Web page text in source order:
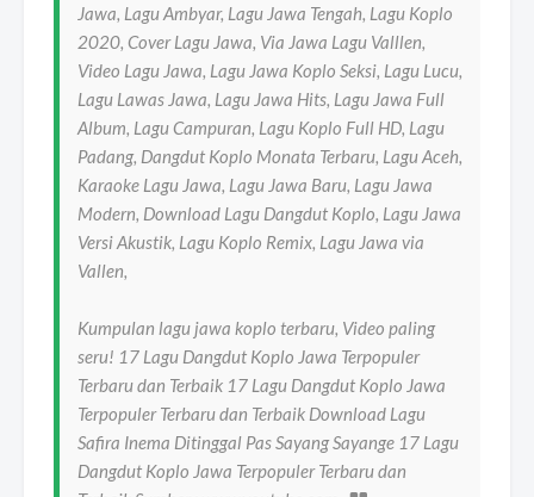
Jawa, Lagu Ambyar, Lagu Jawa Tengah, Lagu Koplo
2020, Cover Lagu Jawa, Via Jawa Lagu Valllen,
Video Lagu Jawa, Lagu Jawa Koplo Seksi, Lagu Lucu,
Lagu Lawas Jawa, Lagu Jawa Hits, Lagu Jawa Full
Album, Lagu Campuran, Lagu Koplo Full HD, Lagu
Padang, Dangdut Koplo Monata Terbaru, Lagu Aceh,
Karaoke Lagu Jawa, Lagu Jawa Baru, Lagu Jawa
Modern, Download Lagu Dangdut Koplo, Lagu Jawa
Versi Akustik, Lagu Koplo Remix, Lagu Jawa via
Vallen,
Kumpulan lagu jawa koplo terbaru, Video paling
seru! 17 Lagu Dangdut Koplo Jawa Terpopuler
Terbaru dan Terbaik 17 Lagu Dangdut Koplo Jawa
Terpopuler Terbaru dan Terbaik Download Lagu
Safira Inema Ditinggal Pas Sayang Sayange 17 Lagu
Dangdut Koplo Jawa Terpopuler Terbaru dan